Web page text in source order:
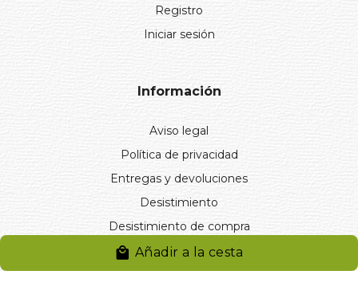
Añadir a la cesta
Registro
Iniciar sesión
Información
Aviso legal
Política de privacidad
Entregas y devoluciones
Desistimiento
Desistimiento de compra
Reclamaciones
Cookies